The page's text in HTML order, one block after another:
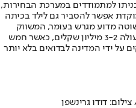
למתמודדים במערכת הבחירות,
אפשר להסביר גם לילד בכיתה
מדוע מגרש בעומר, המשווק
במכרז רשות מקרקעי ישראל (רמ"י), עולה 3-2 מיליון שקלים, כאשר חמש
ידי המדינה לבדואים בלא יותר
דודו גרינשפן